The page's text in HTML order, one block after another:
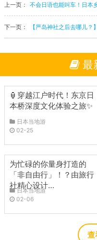
上一页： 不会日语也能叫车！日本
下一页： 【严岛神社之后去哪儿？】
最
🏮穿越江户时代！东京日
本桥深度文化体验之旅✨
日本当地游
02-25
为忙碌的你量身打造的
「非自由行」！？由旅行
社精心设计…
日本当地游
02-06
查